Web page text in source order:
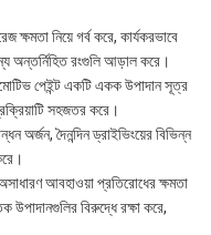
ক্ষমতা নিয়ে গর্ব করে, কার্যকরভাবে
অন্তর্নিহিত রংগুলি আড়াল করে।
পেইন্ট একটি একক উপাদান সূত্র
সহজতর করে।
অর্জন, দৈনন্দিন ড্রাইভিংয়ের বিভিন্ন
আবহাওয়া প্রতিরোধের ক্ষমতা
উপাদানগুলির বিরুদ্ধে রক্ষা করে,